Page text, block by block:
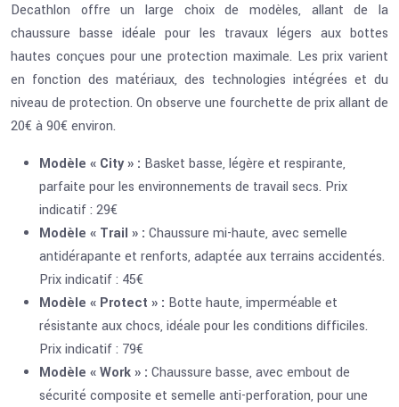
Decathlon offre un large choix de modèles, allant de la
chaussure basse idéale pour les travaux légers aux bottes
hautes conçues pour une protection maximale. Les prix varient
en fonction des matériaux, des technologies intégrées et du
niveau de protection. On observe une fourchette de prix allant de
20€ à 90€ environ.
Modèle « City » : Basket basse, légère et respirante,
parfaite pour les environnements de travail secs. Prix
indicatif : 29€
Modèle « Trail » : Chaussure mi-haute, avec semelle
antidérapante et renforts, adaptée aux terrains accidentés.
Prix indicatif : 45€
Modèle « Protect » : Botte haute, imperméable et
résistante aux chocs, idéale pour les conditions difficiles.
Prix indicatif : 79€
Modèle « Work » : Chaussure basse, avec embout de
sécurité composite et semelle anti-perforation, pour une